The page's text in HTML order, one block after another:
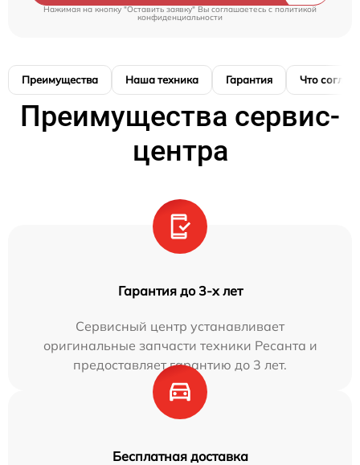
Нажимая на кнопку "Оставить заявку" Вы соглашаетесь cполитикой
конфиденциальности
Преимущества Наша техника Гарантия Что
Преимущества сервис-
центра
Гарантия до 3-х лет
Сервисный центр устанавливает
оригинальные запчасти техники Ресанта и
предоставляет гарантию до 3 лет.
Бесплатная доставка